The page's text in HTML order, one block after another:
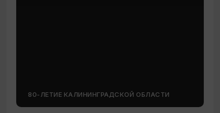
80-ЛЕТИЕ КАЛИНИНГРАДСКОЙ ОБЛАСТИ